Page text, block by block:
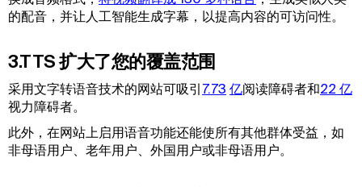
的配音，并让人工智能生成字幕，以提高内容的可访问性。
3.TTS 扩大了您的覆盖范围
采用文字转语音技术的网站可吸引 7.73 亿阅读障碍者和22 亿
视力障碍者。
此外，在网站上启用语音功能还能使所有其他群体受益，如
非母语用户、老年用户、外国用户或非母语用户。